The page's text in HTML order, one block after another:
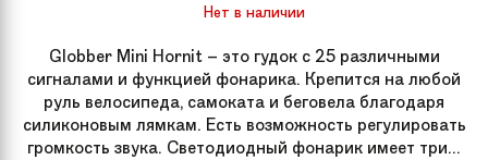
Нет в наличии
Globber Mini Hornit – это гудок с 25 различными
сигналами и функцией фонарика. Крепится на любой
руль велосипеда, самоката и беговела благодаря
силиконовым лямкам. Есть возможность регулировать
громкость звука. Светодиодный фонарик имеет три...